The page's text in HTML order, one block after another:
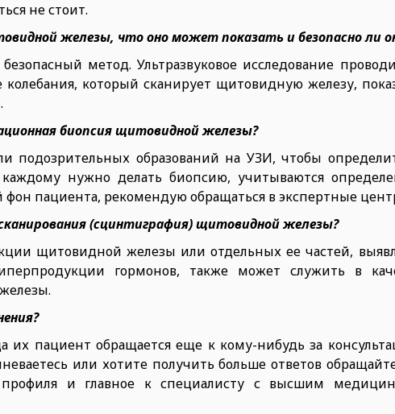
не стоит.
железы, что оно может показать и безопасно ли
метод. Ультразвуковое исследование
который сканирует щитовидную железу,
биопсия щитовидной железы?
подозрительных образований на УЗИ, чтобы
нужно делать биопсию, учитываются
пациента, рекомендую обращаться в экспертные
(сцинтиграфия) щитовидной железы?
щитовидной железы или отдельных ее частей,
гормонов, также может служить в
их пациент обращается еще к кому-нибудь за
или хотите получить больше ответов
и главное к специалисту с высшим